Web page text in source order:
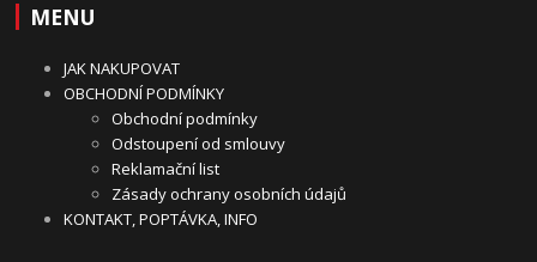
MENU
JAK NAKUPOVAT
OBCHODNÍ PODMÍNKY
Obchodní podmínky
Odstoupení od smlouvy
Reklamační list
Zásady ochrany osobních údajů
KONTAKT, POPTÁVKA, INFO